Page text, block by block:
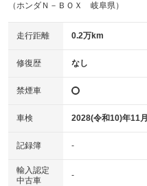
（ホンダＮ－ＢＯＸ 岐阜県）
走行距離 0.2万km
修復歴 なし
禁煙車
車検 2028(令和10)年11月
記録簿 -
輸入認定
中古車
-